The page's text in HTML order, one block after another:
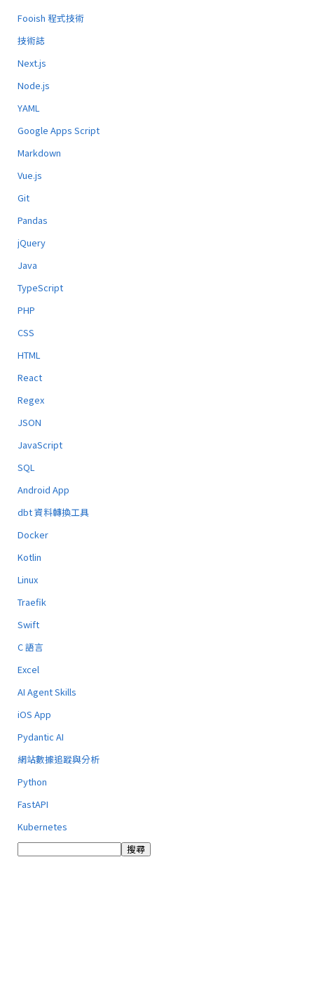
Fooish 程式技術
技術誌
Next.js
Node.js
YAML
Google Apps Script
Markdown
Vue.js
Git
Pandas
jQuery
Java
TypeScript
PHP
CSS
HTML
React
Regex
JSON
JavaScript
SQL
Android App
dbt 資料轉換工具
Docker
Kotlin
Linux
Traefik
Swift
C 語言
Excel
AI Agent Skills
iOS App
Pydantic AI
網站數據追蹤與分析
Python
FastAPI
Kubernetes